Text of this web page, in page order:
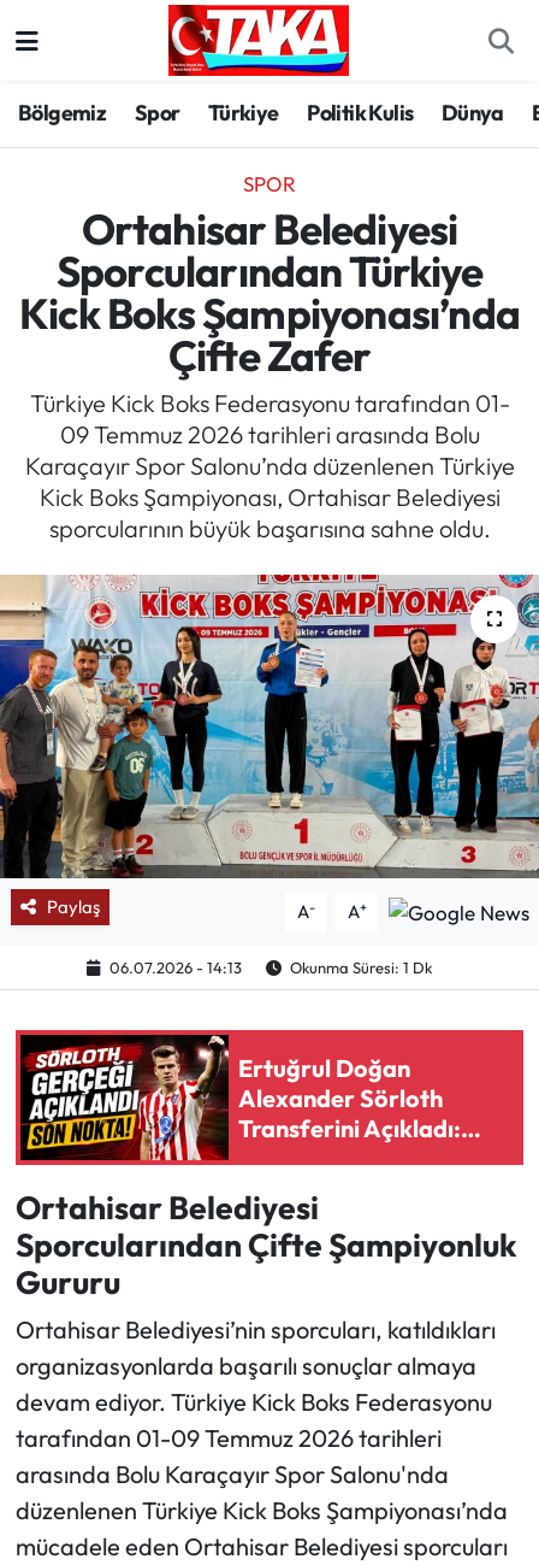
Bölgemiz Spor Türkiye Politik Kulis Dünya
SPOR
Ortahisar Belediyesi
Sporcularından Türkiye
Kick Boks Şampiyonası’nda
Çifte Zafer
Türkiye Kick Boks Federasyonu tarafından 01-
09 Temmuz 2026 tarihleri arasında Bolu
Karaçayır Spor Salonu’nda düzenlenen Türkiye
Kick Boks Şampiyonası, Ortahisar Belediyesi
sporcularının büyük başarısına sahne oldu.
Paylaş A- A+
06.07.2026 - 14:13 Okunma Süresi: 1 Dk
Ertuğrul Doğan
Alexander Sörloth
Transferini Açıkladı:
Taraftarı Şaşırtan
Sözler
Ortahisar Belediyesi
Sporcularından Çifte Şampiyonluk
Gururu
Ortahisar Belediyesi’nin sporcuları, katıldıkları
organizasyonlarda başarılı sonuçlar almaya
devam ediyor. Türkiye Kick Boks Federasyonu
tarafından 01-09 Temmuz 2026 tarihleri
arasında Bolu Karaçayır Spor Salonu'nda
düzenlenen Türkiye Kick Boks Şampiyonası’nda
mücadele eden Ortahisar Belediyesi sporcuları
Spor
Türkiye
Kültür/Sanat
Politika
Politik Kulis
Dünya
Magazin
Mektup Galeri
Röportaj
Manşet
Köşe Yazıları
Karikatür Galeri
BIK
Mektup Galeri
Ekonomi
Sağlık
Turizm
Teknoloji
Trabzon Hava Durumu
Trabzon Trafik Yoğunluk Haritası
Süper Lig Puan Durumu ve Fikstür
Tüm Manşetler
Son Dakika Haberleri
Haber Arşivi